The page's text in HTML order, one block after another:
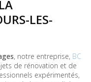
LES-
, notre entreprise, BC
de rénovation et de
expérimentés,